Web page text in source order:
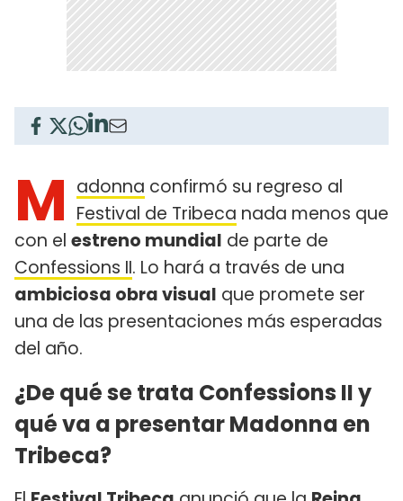
M adonna confirmó su regreso al
Festival de Tribeca nada menos que
con el estreno mundial de parte de
Confessions II. Lo hará a través de una
ambiciosa obra visual que promete ser
una de las presentaciones más esperadas
del año.
¿De qué se trata Confessions II y
qué va a presentar Madonna en
Tribeca?